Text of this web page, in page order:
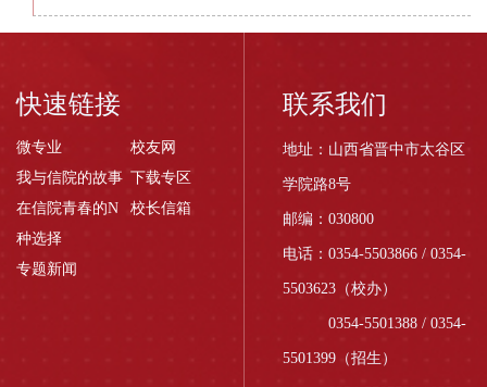
快速链接
微专业
校友网
我与信院的故事 下载专区
在信院青春的N
种选择
校长信箱
专题新闻
联系我们
地址：山西省晋中市太谷区
学院路8号
邮编：030800
电话：0354-5503866 / 0354-
5503623（校办）
0354-5501388 / 0354-
5501399（招生）